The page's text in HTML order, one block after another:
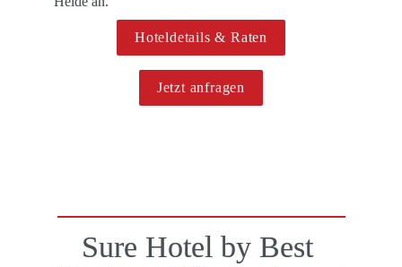
Hoteldetails & Raten
Jetzt anfragen
Sure Hotel by Best